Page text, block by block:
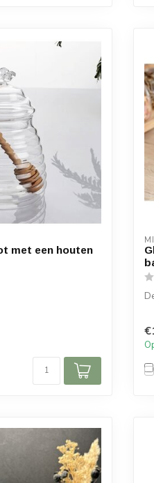
met een houten
hout